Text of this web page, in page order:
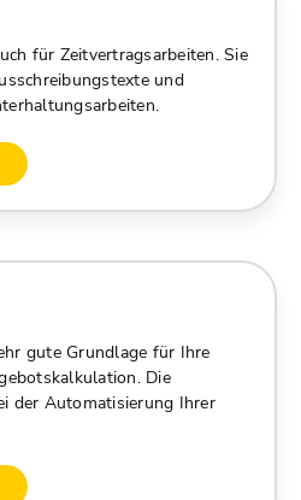
für Zeitvertragsarbeiten. Sie
und
gute Grundlage für Ihre
Die
der Automatisierung Ihrer